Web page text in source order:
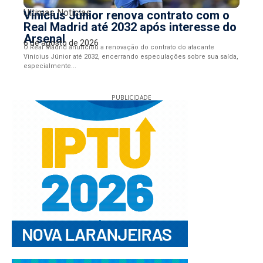
Últimas Notícias
Vinícius Júnior renova contrato com o
Real Madrid até 2032 após interesse do
Arsenal
6 de agosto de 2026
O Real Madrid anunciou a renovação do contrato do atacante
Vinícius Júnior até 2032, encerrando especulações sobre sua saída,
especialmente...
PUBLICIDADE